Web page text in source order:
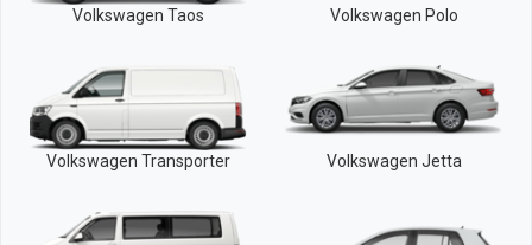
Volkswagen Taos Volkswagen Polo
Volkswagen Transporter Volkswagen Jetta